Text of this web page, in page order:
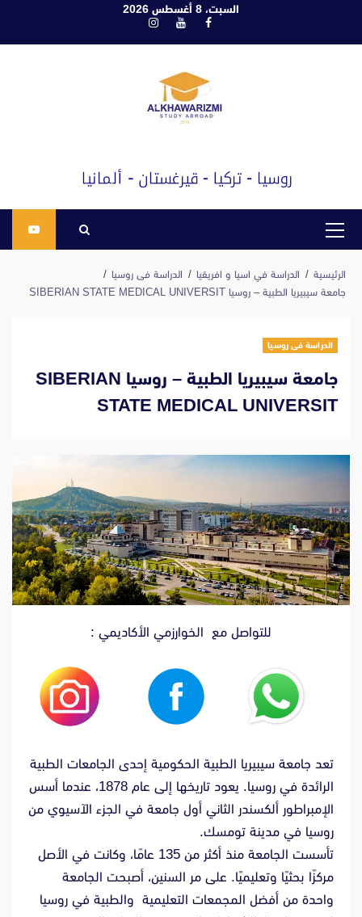
السبت، 8 أغسطس 2026
فيسبوكيوتيوبانستغرام
القائمة
الرئيسية الدراسة في اسيا و افريقيا
الدراسة فى روسيا
جامعة سيبيريا الطبية – روسيا SIBERIAN STATE MEDICAL UNIVERSIT
الدراسة فى روسيا
جامعة سيبيريا الطبية – روسيا SIBERIAN
STATE MEDICAL UNIVERSIT
للتواصل مع الخوارزمي الأكاديمي :
تعد جامعة سيبيريا الطبية الحكومية إحدى الجامعات الطبية
الرائدة في روسيا. يعود تاريخها إلى عام 1878، عندما أسس
الإمبراطور ألكسندر الثاني أول جامعة في الجزء الآسيوي من
روسيا في مدينة تومسك.
تأسست الجامعة منذ أكثر من 135 عامًا، وكانت في الأصل
مركزًا بحثيًا وتعليميًا. على مر السنين، أصبحت الجامعة
واحدة من أفضل المجمعات التعليمية والطبية في روسيا